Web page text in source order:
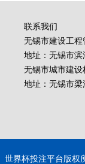
联系我们
无锡市建设工
地址：无锡市
无锡市城市建设
地址：无锡市
世界杯投注平台版权